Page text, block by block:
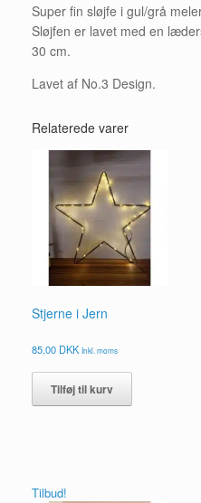
Super fin sløjfe i gul/grå
Sløjfen er lavet med en
30 cm.
Lavet af No.3 Design.
Relaterede varer
Stjerne i Jern
85,00 DKK Inkl. moms
Tilføj til kurv
Tilbud!